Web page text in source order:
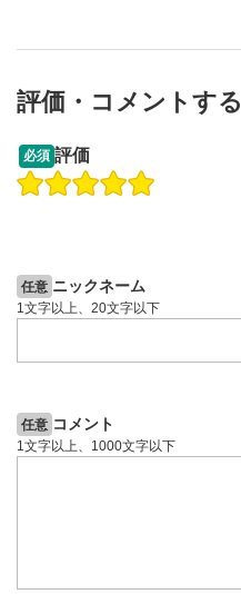
操作説明動画
評価・コメントする
必須 評価
任意 ニックネーム
1文字以上、20文字以下
任意 コメント
1文字以上、1000文字以下